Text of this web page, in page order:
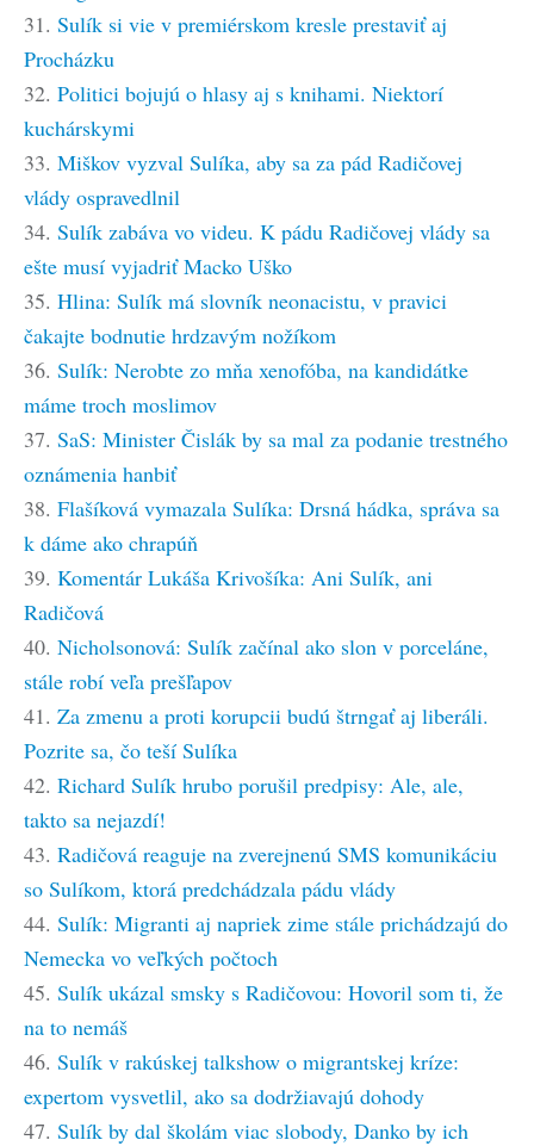
31. Sulík si vie v premiérskom kresle prestaviť aj
Procházku
32. Politici bojujú o hlasy aj s knihami. Niektorí
kuchárskymi
33. Miškov vyzval Sulíka, aby sa za pád Radičovej
vlády ospravedlnil
34. Sulík zabáva vo videu. K pádu Radičovej vlády sa
ešte musí vyjadriť Macko Uško
35. Hlina: Sulík má slovník neonacistu, v pravici
čakajte bodnutie hrdzavým nožíkom
36. Sulík: Nerobte zo mňa xenofóba, na kandidátke
máme troch moslimov
37. SaS: Minister Čislák by sa mal za podanie trestného
oznámenia hanbiť
38. Flašíková vymazala Sulíka: Drsná hádka, správa sa
k dáme ako chrapúň
39. Komentár Lukáša Krivošíka: Ani Sulík, ani
Radičová
40. Nicholsonová: Sulík začínal ako slon v porceláne,
stále robí veľa prešľapov
41. Za zmenu a proti korupcii budú štrngať aj liberáli.
Pozrite sa, čo teší Sulíka
42. Richard Sulík hrubo porušil predpisy: Ale, ale,
takto sa nejazdí!
43. Radičová reaguje na zverejnenú SMS komunikáciu
so Sulíkom, ktorá predchádzala pádu vlády
44. Sulík: Migranti aj napriek zime stále prichádzajú do
Nemecka vo veľkých počtoch
45. Sulík ukázal smsky s Radičovou: Hovoril som ti, že
na to nemáš
46. Sulík v rakúskej talkshow o migrantskej kríze:
expertom vysvetlil, ako sa dodržiavajú dohody
47. Sulík by dal školám viac slobody, Danko by ich